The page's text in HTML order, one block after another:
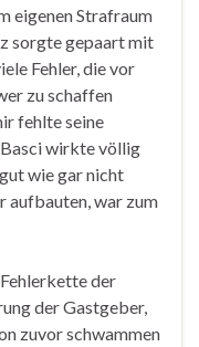
eigenen Strafraum
sorgte gepaart mit
Fehler, die vor
zu schaffen
fehlte seine
wirkte völlig
wie gar nicht
aufbauten, war zum
der
der Gastgeber,
zuvor schwammen